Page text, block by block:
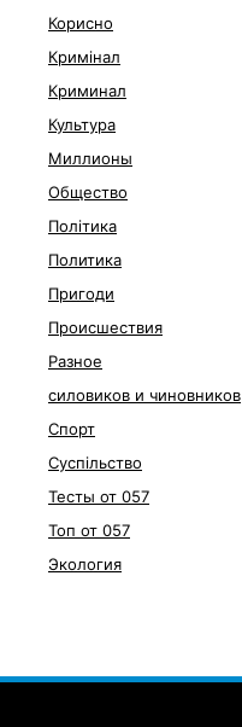
Корисно
Кримінал
Криминал
Культура
Миллионы
Общество
Політика
Политика
Пригоди
Происшествия
Разное
силовиков и чиновников
Спорт
Суспільство
Тесты от 057
Топ от 057
Экология